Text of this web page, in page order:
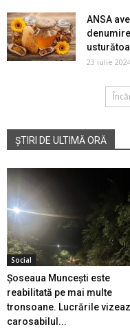
ANSA
23 iulie
ȘTIRI DE ULTIMĂ ORĂ
Social
Șoseaua Muncești este
reabilitată pe mai multe
tronsoane. Lucrările
carosabilul...